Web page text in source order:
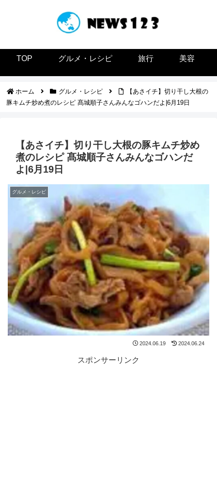
TOP グルメ・レシピ 旅行 美容
ホーム グルメ・レシピ
【あさイチ】切り干し大根の
豚キムチ炒め煮のレシピ 髙城順子さんみんなゴハンだよ|6月19日
【あさイチ】切り干し大根の豚キムチ炒め
煮のレシピ 髙城順子さんみんなゴハンだ
よ|6月19日
グルメ・レシピ
2024.06.19 2024.06.24
スポンサーリンク